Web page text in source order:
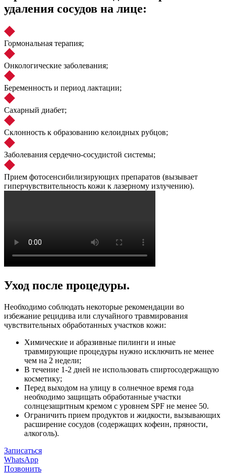
удаления сосудов на лице:
Гормональная терапия;
Онкологические заболевания;
Беременность и период лактации;
Сахарный диабет;
Склонность к образованию келоидных рубцов;
Заболевания сердечно-сосудистой системы;
Прием фотосенсибилизирующих препаратов (вызывает
гиперчувствительность кожи к лазерному излучению).
Уход после процедуры.
Необходимо соблюдать некоторые рекомендации во
избежание рецидива или случайного травмирования
чувствительных обработанных участков кожи:
Химические и абразивные пилинги и иные
травмирующие процедуры нужно исключить не менее
чем на 2 недели;
В течение 1-2 дней не использовать спиртосодержащую
косметику;
Перед выходом на улицу в солнечное время года
необходимо защищать обработанные участки
солнцезащитным кремом с уровнем SPF не менее 50.
Ограничить прием продуктов и жидкости, вызывающих
расширение сосудов (содержащих кофеин, пряности,
алкоголь).
Записаться
WhatsApp
Позвонить